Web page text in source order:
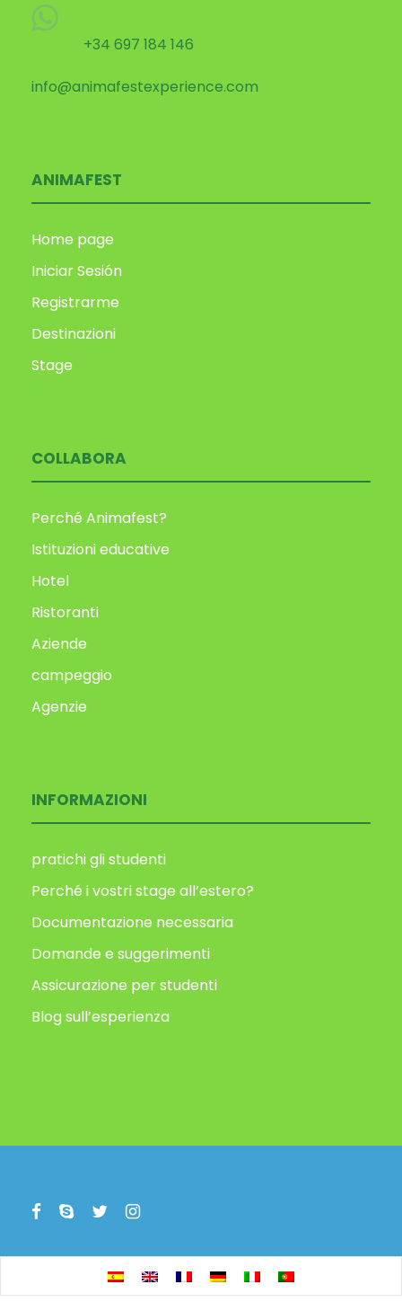
+34 697 184 146
info@animafestexperience.com
ANIMAFEST
Home page
Iniciar Sesión
Registrarme
Destinazioni
Stage
COLLABORA
Perché Animafest?
Istituzioni educative
Hotel
Ristoranti
Aziende
campeggio
Agenzie
INFORMAZIONI
pratichi gli studenti
Perché i vostri stage all’estero?
Documentazione necessaria
Domande e suggerimenti
Assicurazione per studenti
Blog sull’esperienza